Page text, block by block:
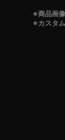
※商品画
※カスタ